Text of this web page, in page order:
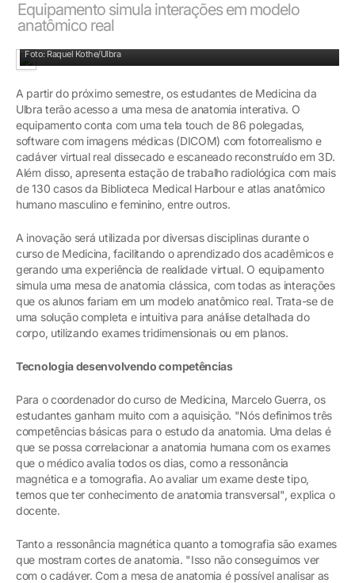
Equipamento simula interações em modelo
anatômico real
Foto: Raquel Kothe/Ulbra
A partir do próximo semestre, os estudantes de Medicina da
Ulbra terão acesso a uma mesa de anatomia interativa. O
equipamento conta com uma tela touch de 86 polegadas,
software com imagens médicas (DICOM) com fotorrealismo e
cadáver virtual real dissecado e escaneado reconstruído em 3D.
Além disso, apresenta estação de trabalho radiológica com mais
de 130 casos da Biblioteca Medical Harbour e atlas anatômico
humano masculino e feminino, entre outros.
A inovação será utilizada por diversas disciplinas durante o
curso de Medicina, facilitando o aprendizado dos acadêmicos e
gerando uma experiência de realidade virtual. O equipamento
simula uma mesa de anatomia clássica, com todas as interações
que os alunos fariam em um modelo anatômico real. Trata-se de
uma solução completa e intuitiva para análise detalhada do
corpo, utilizando exames tridimensionais ou em planos.
Tecnologia desenvolvendo competências
Para o coordenador do curso de Medicina, Marcelo Guerra, os
estudantes ganham muito com a aquisição. "Nós definimos três
competências básicas para o estudo da anatomia. Uma delas é
que se possa correlacionar a anatomia humana com os exames
que o médico avalia todos os dias, como a ressonância
magnética e a tomografia. Ao avaliar um exame deste tipo,
temos que ter conhecimento de anatomia transversal", explica o
docente.
Tanto a ressonância magnética quanto a tomografia são exames
que mostram cortes de anatomia. "Isso não conseguimos ver
com o cadáver. Com a mesa de anatomia é possível analisar as